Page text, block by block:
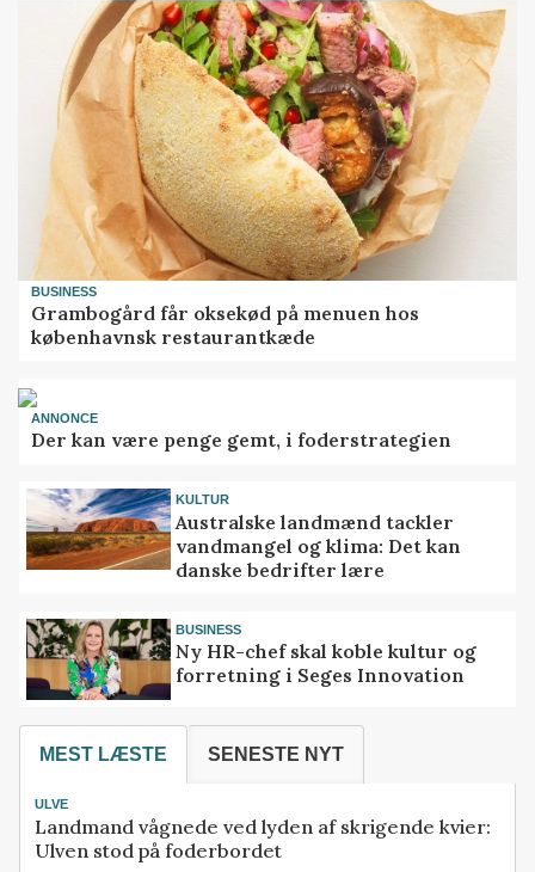
BUSINESS
Grambogård får oksekød på menuen hos
københavnsk restaurantkæde
ANNONCE
Der kan være penge gemt, i foderstrategien
KULTUR
Australske landmænd tackler
vandmangel og klima: Det kan
danske bedrifter lære
BUSINESS
Ny HR-chef skal koble kultur og
forretning i Seges Innovation
MEST LÆSTE SENESTE NYT
ULVE
Landmand vågnede ved lyden af skrigende kvier:
Ulven stod på foderbordet